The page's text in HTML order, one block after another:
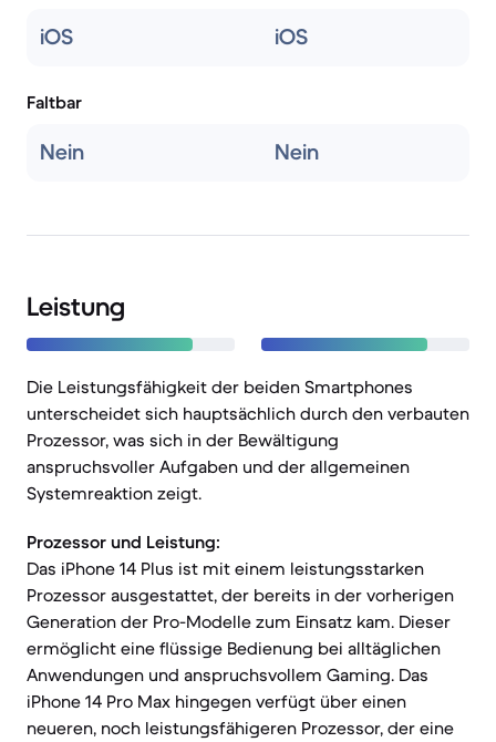
iOS iOS
Faltbar
Nein Nein
Leistung
Die Leistungsfähigkeit der beiden Smartphones
unterscheidet sich hauptsächlich durch den verbauten
Prozessor, was sich in der Bewältigung
anspruchsvoller Aufgaben und der allgemeinen
Systemreaktion zeigt.
Prozessor und Leistung:
Das iPhone 14 Plus ist mit einem leistungsstarken
Prozessor ausgestattet, der bereits in der vorherigen
Generation der Pro-Modelle zum Einsatz kam. Dieser
ermöglicht eine flüssige Bedienung bei alltäglichen
Anwendungen und anspruchsvollem Gaming. Das
iPhone 14 Pro Max hingegen verfügt über einen
neueren, noch leistungsfähigeren Prozessor, der eine